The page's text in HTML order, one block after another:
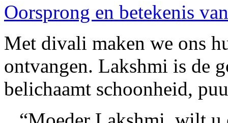
Oorsprong en betekenis
Met divali maken we ons
ontvangen. Lakshmi is de
belichaamt schoonheid,